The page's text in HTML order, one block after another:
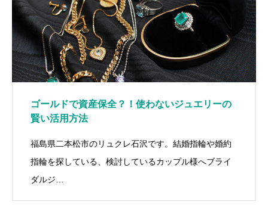
ゴールドで資産保全？！使わないジュエリーの
賢い活用方法
福島県二本松市のリュクレ石沢です。結婚指輪や婚約
指輪を探している、検討しているカップル様へブライ
ダルジ…